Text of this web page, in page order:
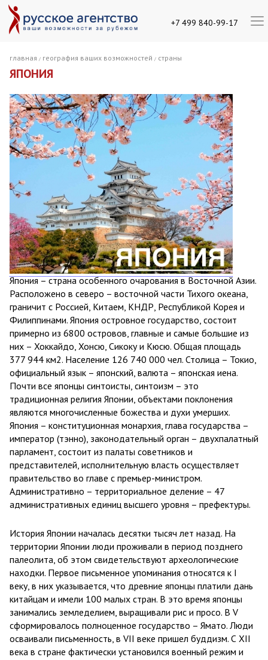
+7 499 840-99-17
главная / география ваших возможностей / страны
ЯПОНИЯ
Япония – страна особенного очарования в Восточной Азии.
Расположено в северо – восточной части Тихого океана,
граничит с Россией, Китаем, КНДР, Республикой Корея и
Филиппинами. Япония островное государство, состоит
примерно из 6800 островов, главные и самые большие из
них – Хоккайдо, Хонсю, Сикоку и Кюсю. Общая площадь
377 944 км2. Население 126 740 000 чел. Столица – Токио,
официальный язык – японский, валюта – японская иена.
Почти все японцы синтоисты, синтоизм – это
традиционная религия Японии, объектами поклонения
являются многочисленные божества и духи умерших.
Япония – конституционная монархия, глава государства –
император (тэнно), законодательный орган – двухпалатный
парламент, состоит из палаты советников и
представителей, исполнительную власть осуществляет
правительство во главе с премьер-министром.
Административно – территориальное деление – 47
административных единиц высшего уровня – префектуры.
История Японии началась десятки тысяч лет назад. На
территории Японии люди проживали в период позднего
палеолита, об этом свидетельствуют археологические
находки. Первое письменное упоминания относятся к I
веку, в них указывается, что древние японцы платили дань
китайцам и имели 100 малых стран. В это время японцы
занимались земледелием, выращивали рис и просо. В V
сформировалось полноценное государство – Ямато. Люди
осваивали письменность, в VII веке пришел буддизм. С XII
века в стране фактически установился военный режим и